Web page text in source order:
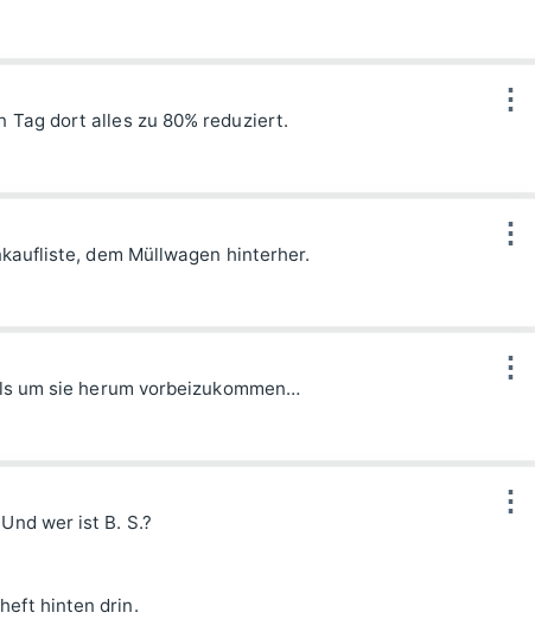
⋮
Tag dort alles zu 80% reduziert.
⋮
dem Müllwagen hinterher.
⋮
um sie herum vorbeizukommen…
⋮
wer ist B. S.?
hinten drin.